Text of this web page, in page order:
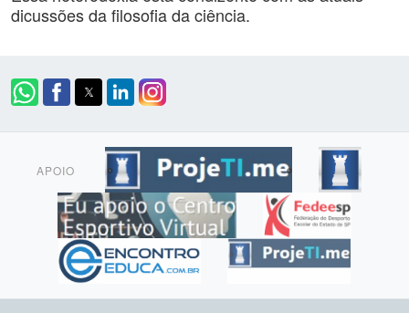
dicussões da filosofia da ciência.
APOIO